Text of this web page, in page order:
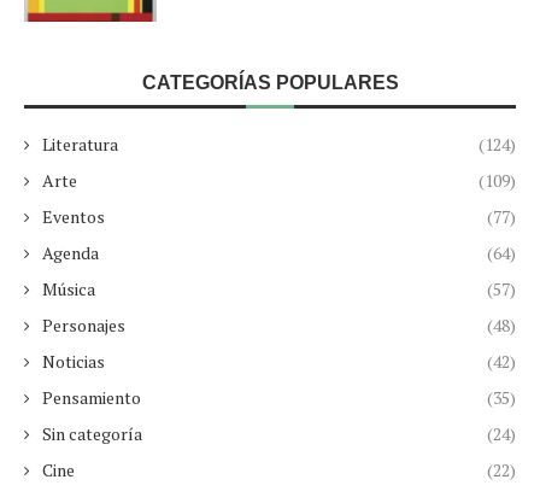
CATEGORÍAS POPULARES
Literatura
(124)
Arte
(109)
Eventos
(77)
Agenda
(64)
Música
(57)
Personajes
(48)
Noticias
(42)
Pensamiento
(35)
Sin categoría
(24)
Cine
(22)